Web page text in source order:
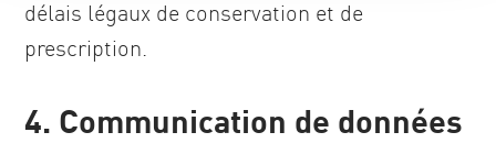
délais légaux de conservation et de
prescription.
4. Communication de données